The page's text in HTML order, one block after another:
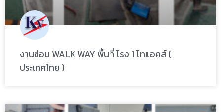
งานซ่อม WALK WAY พื้นที่ โรง 1 โทแอคส์ (
ประเทศไทย )